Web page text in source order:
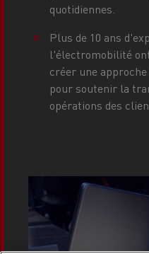
quotidiennes.
Plus de 10 ans
l'électromobilité
créer une
pour soutenir la
opérations des